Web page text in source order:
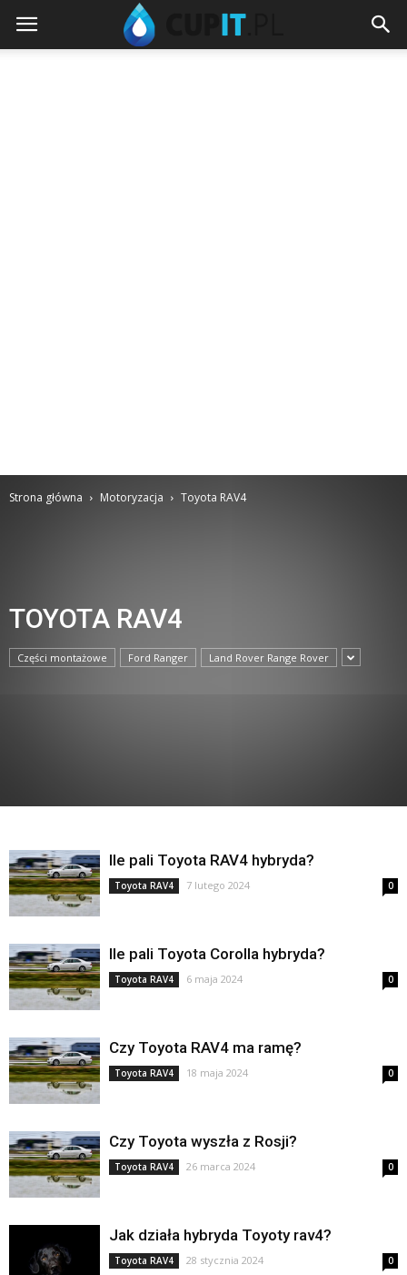
Strona główna Motoryzacja Toyota RAV4
TOYOTA RAV4
Części montażowe Ford Ranger Land Rover Range Rover
Ile pali Toyota RAV4 hybryda?
Toyota RAV4 7 lutego 2024 0
Ile pali Toyota Corolla hybryda?
Toyota RAV4 6 maja 2024 0
Czy Toyota RAV4 ma ramę?
Toyota RAV4 18 maja 2024 0
Czy Toyota wyszła z Rosji?
Toyota RAV4 26 marca 2024 0
Jak działa hybryda Toyoty rav4?
Toyota RAV4 28 stycznia 2024 0